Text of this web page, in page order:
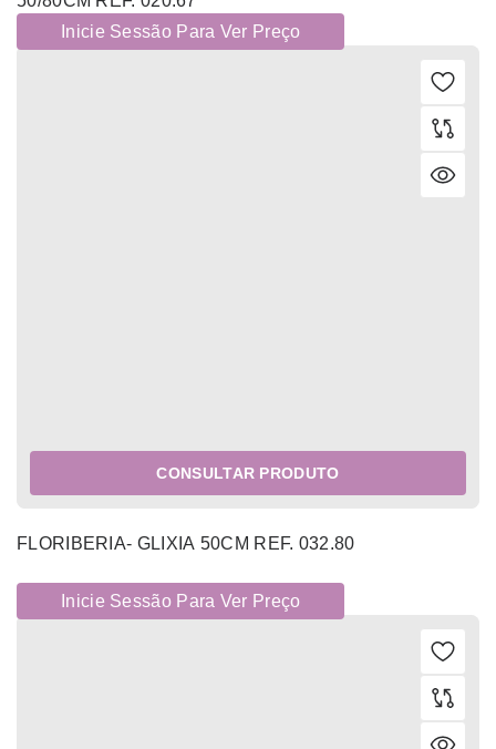
Inicie Sessão Para Ver Preço
CONSULTAR PRODUTO
FLORIBERIA- GLIXIA 50CM REF. 032.80
Inicie Sessão Para Ver Preço